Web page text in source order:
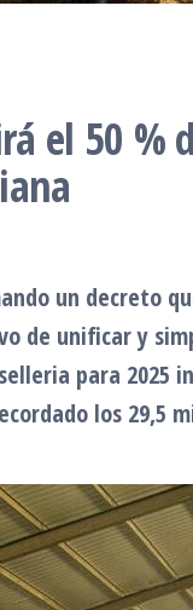
el 50 %
un decreto
de unificar y
para
los 29,5